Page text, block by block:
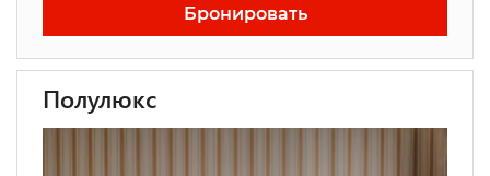
Бронировать
Полулюкс